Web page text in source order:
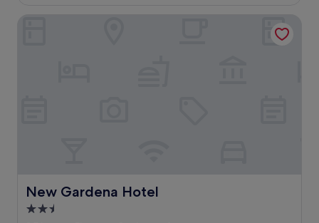
New Gardena Hotel
New Gardena Hotel
2.5-